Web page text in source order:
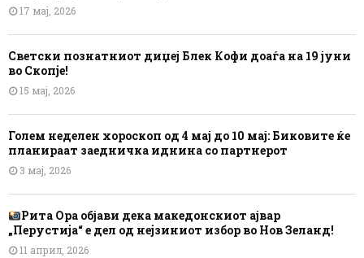
17 мај, 2026
Светски познатниот диџеј Блек Кофи доаѓа на 19 јуни
во Скопје!
15 мај, 2026
Голем неделен хороскоп од 4 мај до 10 мај: Биковите ќе
планираат заедничка иднина со партнерот
3 мај, 2026
Рита Ора објави дека македонскиот ајвар
„Перустија“ е дел од нејзиниот избор во Нов Зеланд!
11 април, 2026